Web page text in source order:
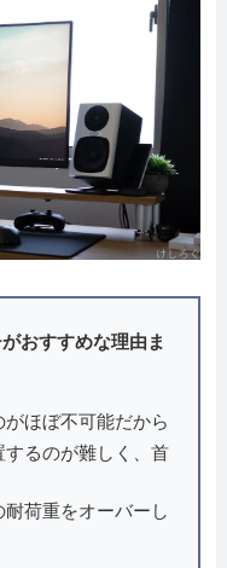
おすすめな理由ま
ほぼ不可能だから
るのが難しく、首
荷重をオーバーし